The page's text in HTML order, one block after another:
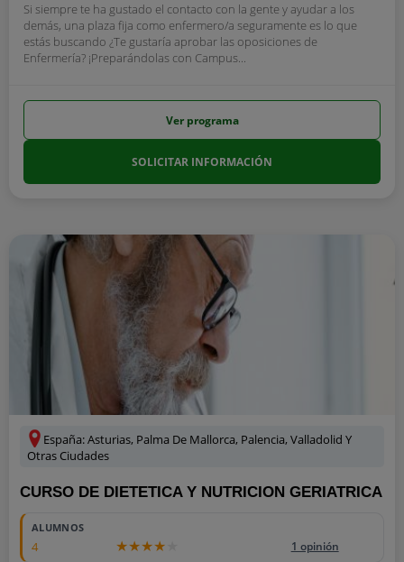
Si siempre te ha gustado el contacto con la gente y ayudar a los
demás, una plaza fija como enfermero/a seguramente es lo que
estás buscando ¿Te gustaría aprobar las oposiciones de
Enfermería? ¡Preparándolas con Campus...
Ver programa
SOLICITAR INFORMACIÓN
España: Asturias, Palma De Mallorca, Palencia, Valladolid Y
Otras Ciudades
CURSO DE DIETETICA Y NUTRICION GERIATRICA
ALUMNOS
4 1 opinión